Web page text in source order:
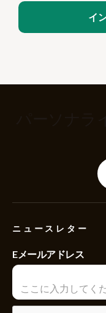
ニュースレター
Eメールアドレス